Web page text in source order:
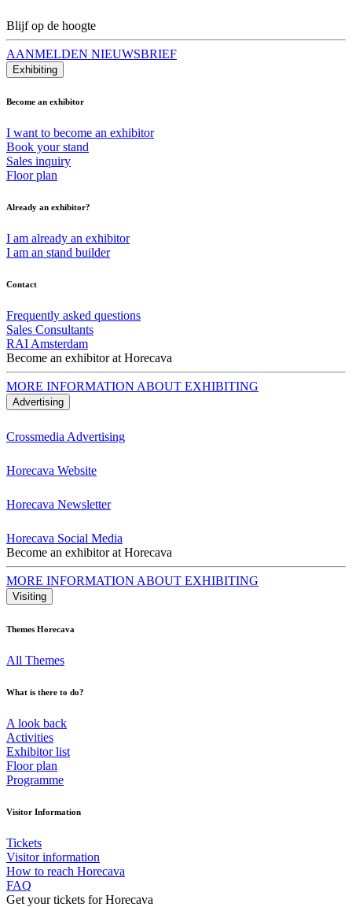
Blijf op de hoogte
AANMELDEN NIEUWSBRIEF
Exhibiting
Become an exhibitor
I want to become an exhibitor
Book your stand
Sales inquiry
Floor plan
Already an exhibitor?
I am already an exhibitor
I am an stand builder
Contact
Frequently asked questions
Sales Consultants
RAI Amsterdam
Become an exhibitor at Horecava
MORE INFORMATION ABOUT EXHIBITING
Advertising
Crossmedia Advertising
Horecava Website
Horecava Newsletter
Horecava Social Media
Become an exhibitor at Horecava
MORE INFORMATION ABOUT EXHIBITING
Visiting
Themes Horecava
All Themes
What is there to do?
A look back
Activities
Exhibitor list
Floor plan
Programme
Visitor Information
Tickets
Visitor information
How to reach Horecava
FAQ
Get your tickets for Horecava